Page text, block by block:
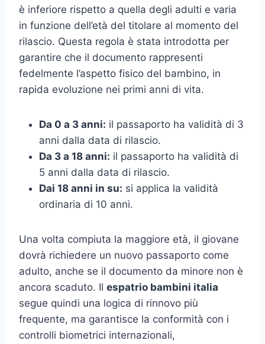
è inferiore rispetto a quella degli adulti e varia
in funzione dell’età del titolare al momento del
rilascio. Questa regola è stata introdotta per
garantire che il documento rappresenti
fedelmente l’aspetto fisico del bambino, in
rapida evoluzione nei primi anni di vita.
Da 0 a 3 anni: il passaporto ha validità di 3
anni dalla data di rilascio.
Da 3 a 18 anni: il passaporto ha validità di
5 anni dalla data di rilascio.
Dai 18 anni in su: si applica la validità
ordinaria di 10 anni.
Una volta compiuta la maggiore età, il giovane
dovrà richiedere un nuovo passaporto come
adulto, anche se il documento da minore non è
ancora scaduto. Il espatrio bambini italia
segue quindi una logica di rinnovo più
frequente, ma garantisce la conformità con i
controlli biometrici internazionali,